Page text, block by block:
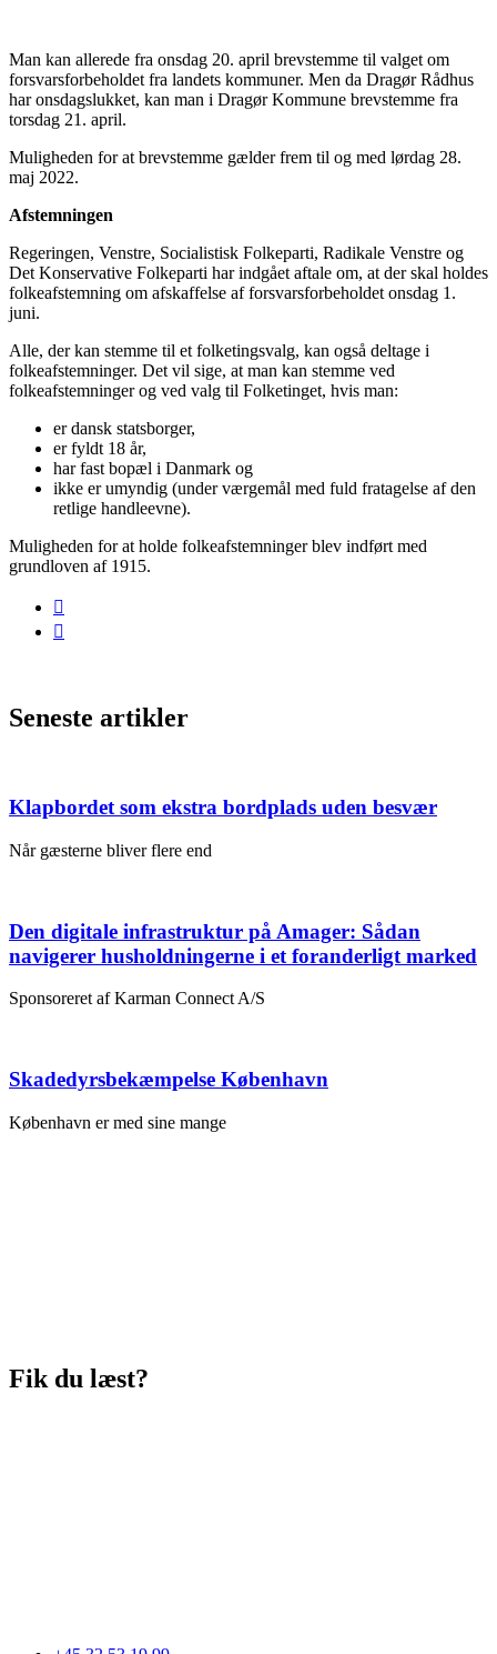
Man kan allerede fra onsdag 20. april brevstemme til valget om
forsvarsforbeholdet fra landets kommuner. Men da Dragør Rådhus
har onsdagslukket, kan man i Dragør Kommune brevstemme fra
torsdag 21. april.
Muligheden for at brevstemme gælder frem til og med lørdag 28.
maj 2022.
Afstemningen
Regeringen, Venstre, Socialistisk Folkeparti, Radikale Venstre og
Det Konservative Folkeparti har indgået aftale om, at der skal holdes
folkeafstemning om afskaffelse af forsvarsforbeholdet onsdag 1.
juni.
Alle, der kan stemme til et folketingsvalg, kan også deltage i
folkeafstemninger. Det vil sige, at man kan stemme ved
folkeafstemninger og ved valg til Folketinget, hvis man:
er dansk statsborger,
er fyldt 18 år,
har fast bopæl i Danmark og
ikke er umyndig (under værgemål med fuld fratagelse af den
retlige handleevne).
Muligheden for at holde folkeafstemninger blev indført med
grundloven af 1915.
Seneste artikler
Klapbordet som ekstra bordplads uden besvær
Når gæsterne bliver flere end
Den digitale infrastruktur på Amager: Sådan
navigerer husholdningerne i et foranderligt marked
Sponsoreret af Karman Connect A/S
Skadedyrsbekæmpelse København
København er med sine mange
Fik du læst?